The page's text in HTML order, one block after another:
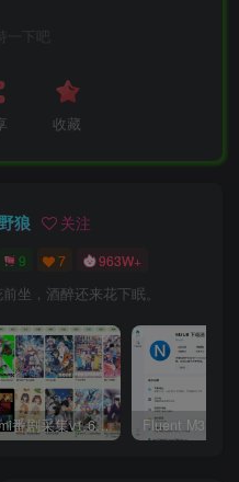
一下吧
收藏
狼 关注
9 7 963W+
坐，酒醉还来花下眠。
Kazumi番剧采集v1.6.9：支持自定义规则+在线观看+弹幕，跨平台下载